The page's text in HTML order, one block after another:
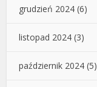
grudzień 2024 (6)
listopad 2024 (3)
październik 2024 (5)